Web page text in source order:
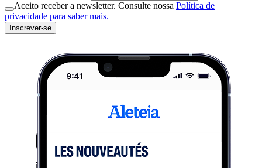
Aceito receber a newsletter. Consulte nossa Política de
privacidade para saber mais.
Inscrever-se